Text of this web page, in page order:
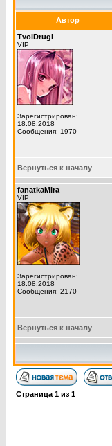
Автор
TvoiDrugi
VIP
Зарегистрирован:
18.08.2018
Сообщения: 1970
Вернуться к началу
fanatkaMira
VIP
Зарегистрирован:
18.08.2018
Сообщения: 2170
Вернуться к началу
Страница 1 из 1